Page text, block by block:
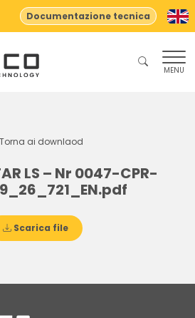
Documentazione tecnica
MENU
Torna ai downlaod
LS – Nr 0047-CPR-
Scarica file